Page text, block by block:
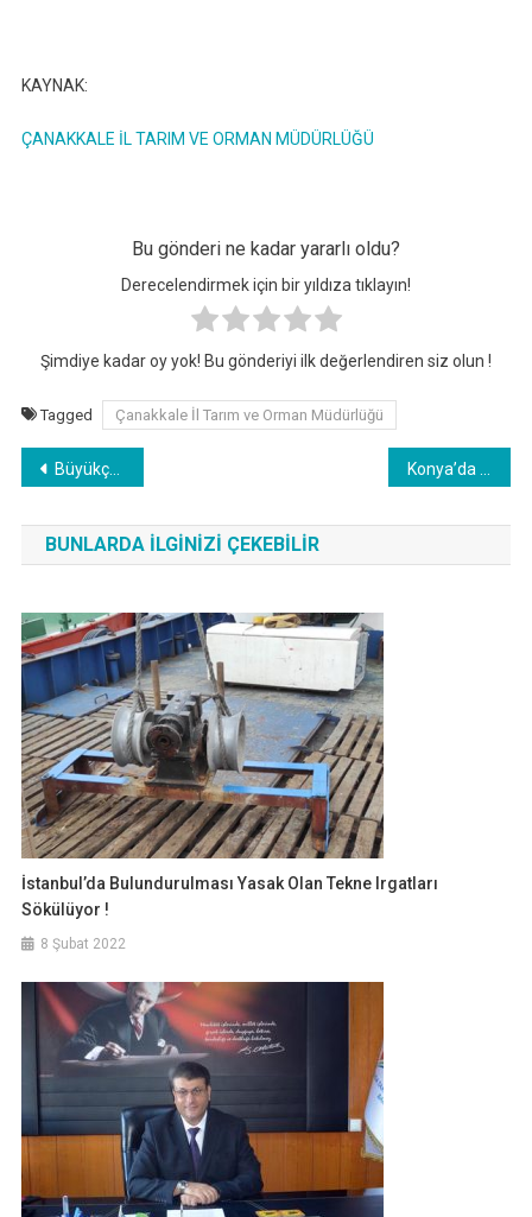
KAYNAK:
ÇANAKKALE İL TARIM VE ORMAN MÜDÜRLÜĞÜ
Bu gönderi ne kadar yararlı oldu?
Derecelendirmek için bir yıldıza tıklayın!
Şimdiye kadar oy yok! Bu gönderiyi ilk değerlendiren siz olun !
Tagged Çanakkale İl Tarım ve Orman Müdürlüğü
Yazı
gezinmesi
Büyükçekmece Gölü’nde Su Ürünleri Denetimi Yapıldı
BUNLARDA İLGINIZI ÇEKEBILIR
İstanbul’da Bulundurulması Yasak Olan Tekne Irgatları
Sökülüyor !
8 Şubat 2022